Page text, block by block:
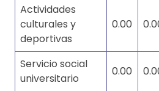
Actividades
culturales y
deportivas
0.00
Servicio social
universitario
0.00